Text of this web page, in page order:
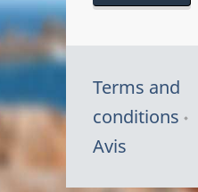
Terms and
conditions
Avis